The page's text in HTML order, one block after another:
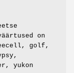
on
golf,
yukon